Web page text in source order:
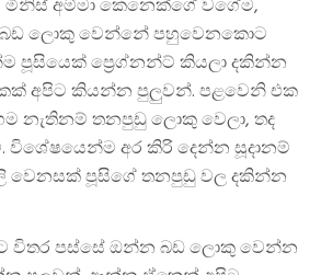
අම්මා කෙනෙක්ගේ වගේම,
ලොකු වෙන්නේ පහුවෙනකොට
පූසියෙක් ප්‍රෙග්නන්ට් කියලා දකින්න
අපිට කියන්න පුලුවන්. පළවෙනි එක
නැතිනම් තනපුඩු ලොකු වෙලා, තද
විශේෂයෙන්ම අර කිරි දෙන්න සූදානම්
වෙනසක් පූසිගේ තනපුඩු වල දකින්න
විතර පස්සේ ඔන්න බඩ ලොකු වෙන්න